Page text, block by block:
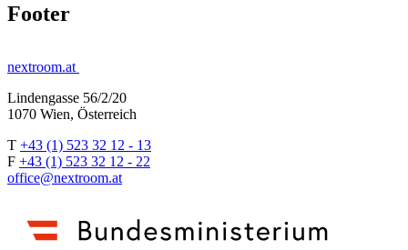
Footer
nextroom.at
Lindengasse 56/2/20
1070 Wien, Österreich
T +43 (1) 523 32 12 - 13
F +43 (1) 523 32 12 - 22
office@nextroom.at